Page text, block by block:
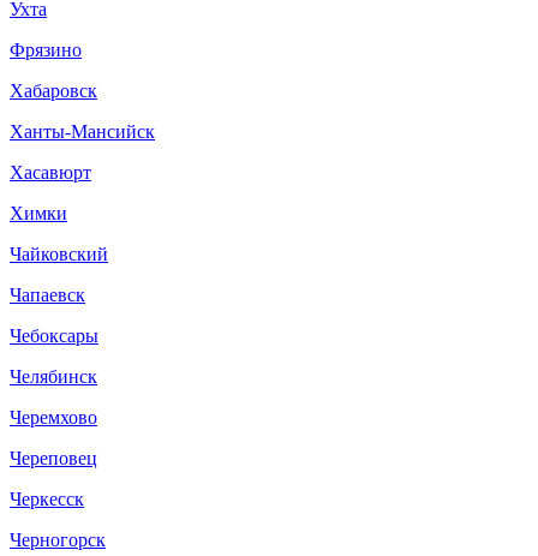
Ухта
Фрязино
Хабаровск
Ханты-Мансийск
Хасавюрт
Химки
Чайковский
Чапаевск
Чебоксары
Челябинск
Черемхово
Череповец
Черкесск
Черногорск